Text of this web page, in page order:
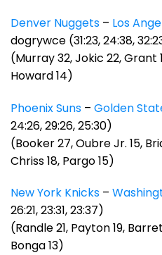
Denver Nuggets – Los
dogrywce (31:23, 24:38,
(Murray 32, Jokic 22, Grant
Howard 14)
Phoenix Suns – Golden
24:26, 29:26, 25:30)
(Booker 27, Oubre Jr. 15,
Chriss 18, Pargo 15)
New York Knicks –
26:21, 23:31, 23:37)
(Randle 21, Payton 19,
Bonga 13)